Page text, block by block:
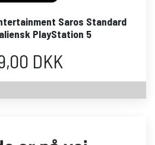
Saros Standard
PlayStation 5
DKK